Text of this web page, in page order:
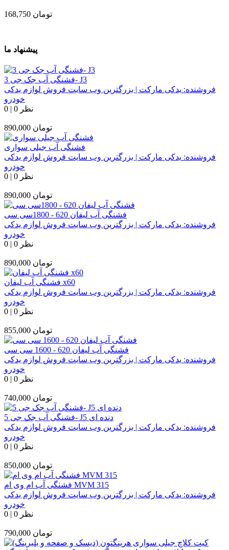
168,750 تومان
پیشنهاد ما
فشنگی آب جک جی 3- J3
فروشنده: یدکی مارکت | بزرگترین وب سایت فروش لوازم یدکی
خودرو
0 | 0 نظر
890,000 تومان
فشنگی آب جیلی سواری
فروشنده: یدکی مارکت | بزرگترین وب سایت فروش لوازم یدکی
خودرو
0 | 0 نظر
890,000 تومان
فشنگی آب لیفان 620 - 1800سی سی
فروشنده: یدکی مارکت | بزرگترین وب سایت فروش لوازم یدکی
خودرو
0 | 0 نظر
890,000 تومان
فشنگی آب لیفان x60
فروشنده: یدکی مارکت | بزرگترین وب سایت فروش لوازم یدکی
خودرو
0 | 0 نظر
855,000 تومان
فشنگی آب لیفان 620 - 1600 سی سی
فروشنده: یدکی مارکت | بزرگترین وب سایت فروش لوازم یدکی
خودرو
0 | 0 نظر
740,000 تومان
فشنگی آب جک جی 5- J5 دنده ای
فروشنده: یدکی مارکت | بزرگترین وب سایت فروش لوازم یدکی
خودرو
0 | 0 نظر
850,000 تومان
فشنگی آب ام وی ام MVM 315
فروشنده: یدکی مارکت | بزرگترین وب سایت فروش لوازم یدکی
خودرو
0 | 0 نظر
790,000 تومان